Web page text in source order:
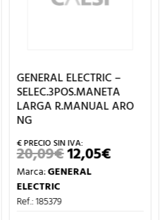
GENERAL ELECTRIC –
SELEC.3POS.MANETA
LARGA R.MANUAL ARO
NG
20,09€EL
PRECIO
ORIGINAL
12,05€EL
PRECIO
Marca:GENERAL
ELECTRIC
Ref.: 185379